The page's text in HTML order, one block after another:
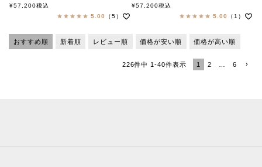
soutiencollar（ステンカラー）
¥57,200税込
5.00
（5）
「Slip-on Marseilles」
soutiencollar（ステンカラー）
¥57,200税込
5.00
（1）
おすすめ順 新着順 レビュー順 価格が安い順 価格が高い順
226件中 1-40件表示 1 2 6